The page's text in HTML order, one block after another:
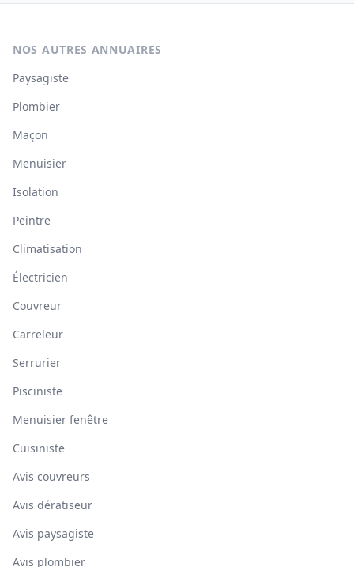
NOS AUTRES ANNUAIRES
Paysagiste
Plombier
Maçon
Menuisier
Isolation
Peintre
Climatisation
Électricien
Couvreur
Carreleur
Serrurier
Pisciniste
Menuisier fenêtre
Cuisiniste
Avis couvreurs
Avis dératiseur
Avis paysagiste
Avis plombier